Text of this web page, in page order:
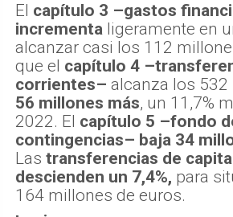
El capítulo 3 –gastos
incrementa ligeramente en
alcanzar casi los 112
que el capítulo 4
corrientes– alcanza los
56 millones más, un 11,7%
2022. El capítulo 5 –fondo
contingencias– baja 34
Las transferencias de
descienden un 7,4%, para
164 millones de euros.